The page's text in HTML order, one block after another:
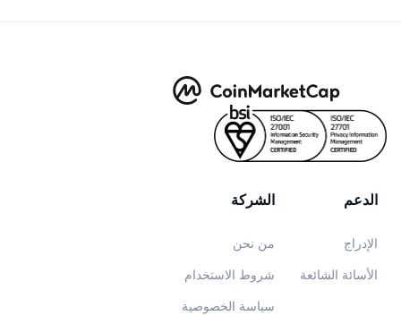
الشركة
من نحن
شروط الاستخدام
سياسة الخصوصية
الدعم
الإدراج
الأسائة الشائعة